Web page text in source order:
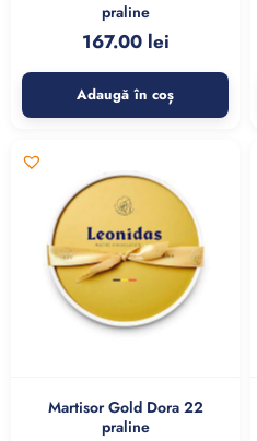
praline
167.00 lei
Adaugă în coș
Martisor Gold Dora 22
praline